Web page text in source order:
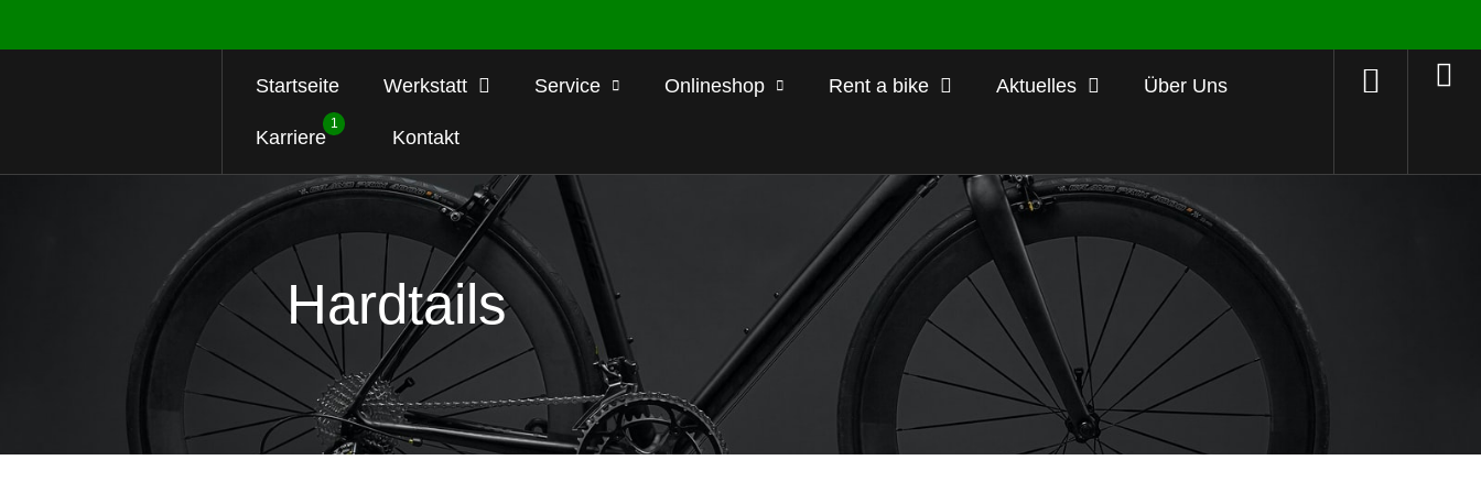
Startseite Werkstatt Service Onlineshop Rent a bike Aktuelles Über Uns
Karriere
1
Kontakt
Hardtails